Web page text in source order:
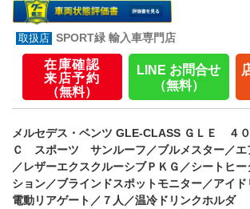
SPORT緑 輸入車専門店
在庫確認
来店予約
（無料）
LINE お問合せ
（無料）
メルセデス・ベンツ GLE-CLASS ＧＬＥ ４
Ｃ スポーツ サンルーフ／ブルメスター／エ
／レザーエクスクルーシブＰＫＧ／シートヒ
ション／ブラインドスポットモニター／アイ
電動リアゲート／７人／温冷ドリンクホルダ